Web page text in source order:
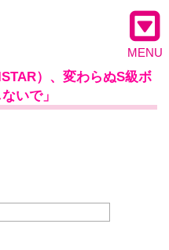
MENU
）、変わらぬS級ボ
いで」